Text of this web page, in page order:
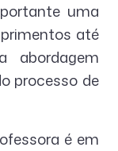
uma
até
abordagem
processo de
é em